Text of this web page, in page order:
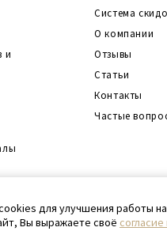
и
Система
О компании
Отзывы
Статьи
Контакты
Частые
Карта сайта
для улучшения работы
Вы выражаете своё